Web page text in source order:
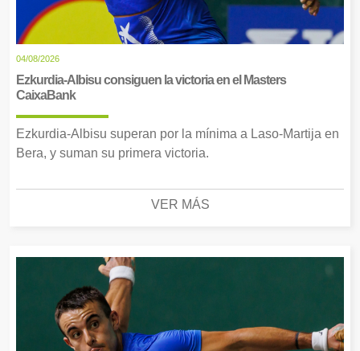
04/08/2026
Ezkurdia-Albisu consiguen la victoria en el Masters
CaixaBank
Ezkurdia-Albisu superan por la mínima a Laso-Martija en
Bera, y suman su primera victoria.
VER MÁS